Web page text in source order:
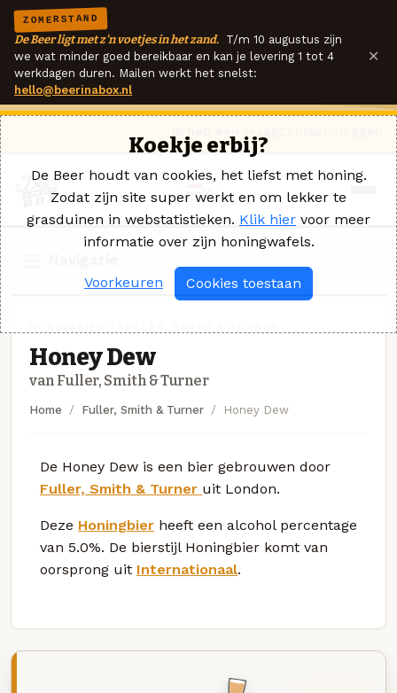
ZOMERSTAND
De Beer ligt met z'n voetjes in het zand. T/m 10 augustus zijn
we wat minder goed bereikbaar en kan je levering 1 tot 4
werkdagen duren. Mailen werkt het snelst:
hello@beerinabox.nl
×
Honey Dew
van Fuller, Smith & Turner
Home Fuller, Smith & Turner Honey Dew
De Honey Dew is een bier gebrouwen door
Fuller, Smith & Turner uit London.
Deze Honingbier heeft een alcohol percentage
van 5.0%. De bierstijl Honingbier komt van
oorsprong uit Internationaal.
Koekje erbij?
De Beer houdt van cookies, het liefst met honing.
Zodat zijn site super werkt en om lekker te
grasduinen in webstatistieken. Klik hier voor meer
informatie over zijn honingwafels.
Voorkeuren Cookies toestaan